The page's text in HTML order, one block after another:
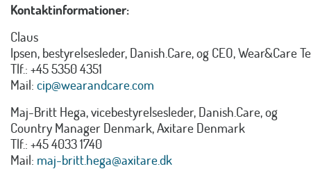
Kontaktinformationer:
Claus
Ipsen, bestyrelsesleder, Danish.Care, og CEO, Wear&Care
Tlf.: +45 5350 4351
Mail: cip@wearandcare.com
Maj-Britt Hega, vicebestyrelsesleder, Danish.Care, og
Country Manager Denmark, Axitare Denmark
Tlf.: +45 4033 1740
Mail: maj-britt.hega@axitare.dk